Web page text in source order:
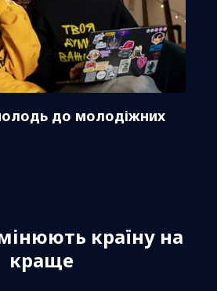
до молодіжних
країну на
краще